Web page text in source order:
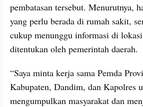
pembatasan tersebut. Menurutnya,
yang perlu berada di rumah sakit,
cukup menunggu informasi di
ditentukan oleh pemerintah daerah.
“Saya minta kerja sama Pemda
Kabupaten, Dandim, dan Kapolres
mengumpulkan masyarakat dan